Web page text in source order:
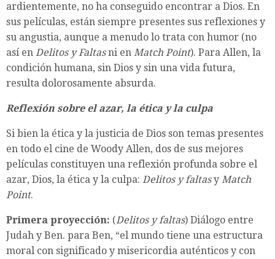
ardientemente, no ha conseguido encontrar a Dios. En
sus películas, están siempre presentes sus reflexiones y
su angustia, aunque a menudo lo trata con humor (no
así en Delitos y Faltasni en Match Point). Para Allen, la
condición humana, sin Dios y sin una vida futura,
resulta dolorosamente absurda.
Reflexión sobre el azar, la ética y la culpa
Si bien la ética y la justicia de Dios son temas presentes
en todo el cine de Woody Allen, dos de sus mejores
películas constituyen una reflexión profunda sobre el
azar, Dios, la ética y la culpa: Delitos y faltasy Match
Point.
Primera proyección: (Delitos y faltas) Diálogo entre
Judah y Ben. para Ben, “el mundo tiene una estructura
moral con significado y misericordia auténticos y con